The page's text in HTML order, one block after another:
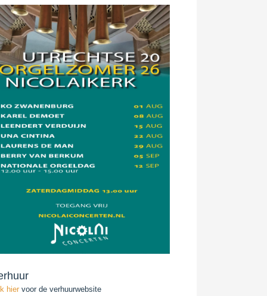
hiervoor de verhuurwebsite